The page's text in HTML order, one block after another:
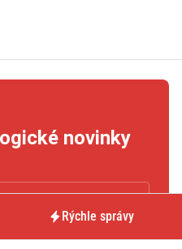
novinky
Rýchle správy